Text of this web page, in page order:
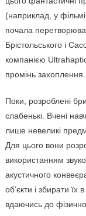
(наприклад, у
почала
Брістольського і
компанією
промінь захоплення.
Поки, розроблені
слабенькі. Вчені
лише невеликі
Для цього вони
використанням
акустичного
об’єкти і збирати їх
вдаючись до